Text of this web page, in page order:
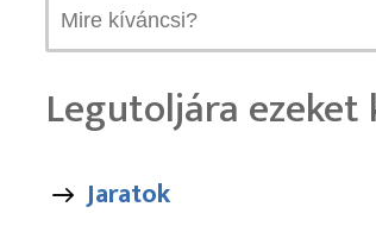
Legutoljára ezeket
Jaratok